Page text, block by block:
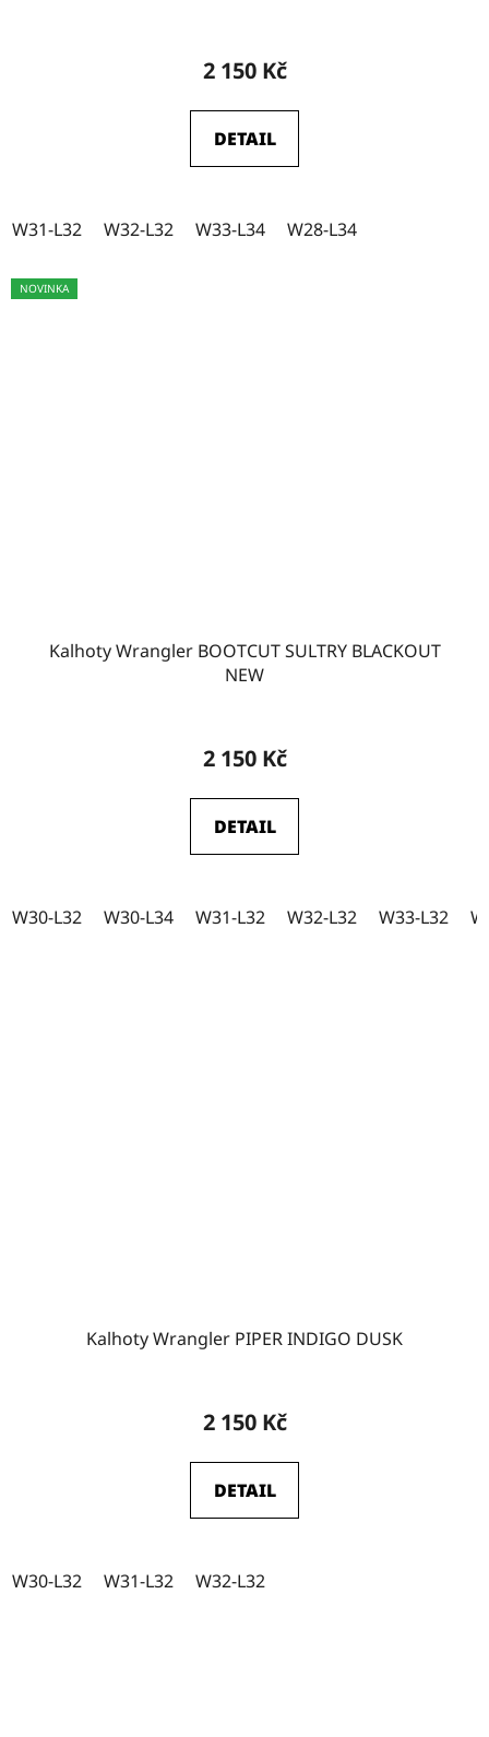
2 150 Kč
DETAIL
W31-L32 W32-L32 W33-L34 W28-L34
NOVINKA
Kalhoty Wrangler BOOTCUT SULTRY BLACKOUT
NEW
2 150 Kč
DETAIL
W30-L32 W30-L34 W31-L32 W32-L32 W33-L32
Kalhoty Wrangler PIPER INDIGO DUSK
2 150 Kč
DETAIL
W30-L32 W31-L32 W32-L32